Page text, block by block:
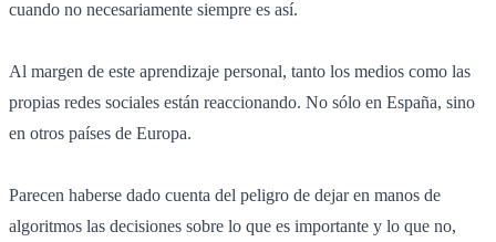
cuando no necesariamente siempre es así.
Al margen de este aprendizaje personal, tanto los medios como las
propias redes sociales están reaccionando. No sólo en España, sino
en otros países de Europa.
Parecen haberse dado cuenta del peligro de dejar en manos de
algoritmos las decisiones sobre lo que es importante y lo que no,